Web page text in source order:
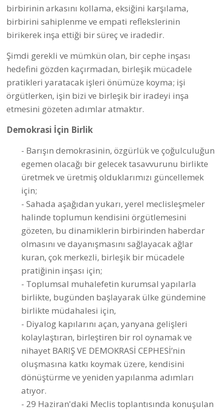
Betçe Demokrasi Kervanı
dayanışma datça
#demokrasi
Demokrasi İçin Birleşmek
ibo.a.bo
barış
Barış
ibo.a.bo
imralı heyeti